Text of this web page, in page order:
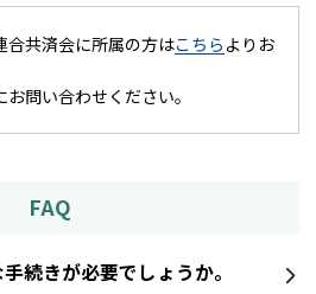
合共済会に所属の方はこちら よりお
問い合わせください。
FAQ
続きが必要でしょうか。